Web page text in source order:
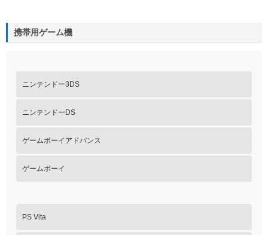
携帯用ゲーム機
ニンテンドー3DS
ニンテンドーDS
ゲームボーイアドバンス
ゲームボーイ
PS Vita